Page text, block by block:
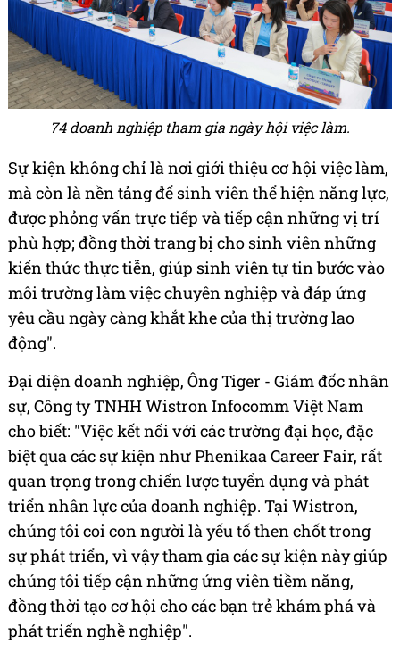
74 doanh nghiệp tham gia ngày hội việc làm.
Sự kiện không chỉ là nơi giới thiệu cơ hội việc làm,
mà còn là nền tảng để sinh viên thể hiện năng lực,
được phỏng vấn trực tiếp và tiếp cận những vị trí
phù hợp; đồng thời trang bị cho sinh viên những
kiến thức thực tiễn, giúp sinh viên tự tin bước vào
môi trường làm việc chuyên nghiệp và đáp ứng
yêu cầu ngày càng khắt khe của thị trường lao
động".
Đại diện doanh nghiệp, Ông Tiger - Giám đốc nhân
sự, Công ty TNHH Wistron Infocomm Việt Nam
cho biết: "Việc kết nối với các trường đại học, đặc
biệt qua các sự kiện như Phenikaa Career Fair, rất
quan trọng trong chiến lược tuyển dụng và phát
triển nhân lực của doanh nghiệp. Tại Wistron,
chúng tôi coi con người là yếu tố then chốt trong
sự phát triển, vì vậy tham gia các sự kiện này giúp
chúng tôi tiếp cận những ứng viên tiềm năng,
đồng thời tạo cơ hội cho các bạn trẻ khám phá và
phát triển nghề nghiệp".